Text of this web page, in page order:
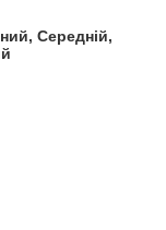
Середній,